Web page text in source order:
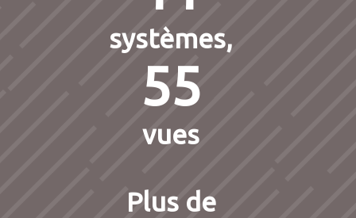
systèmes,
55
vues
Plus de